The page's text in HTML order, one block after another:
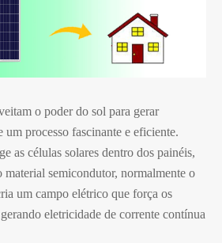
o poder do sol para gerar
processo fascinante e eficiente.
as células solares dentro dos painéis,
material semicondutor, normalmente o
um campo elétrico que força os
eletricidade de corrente contínua